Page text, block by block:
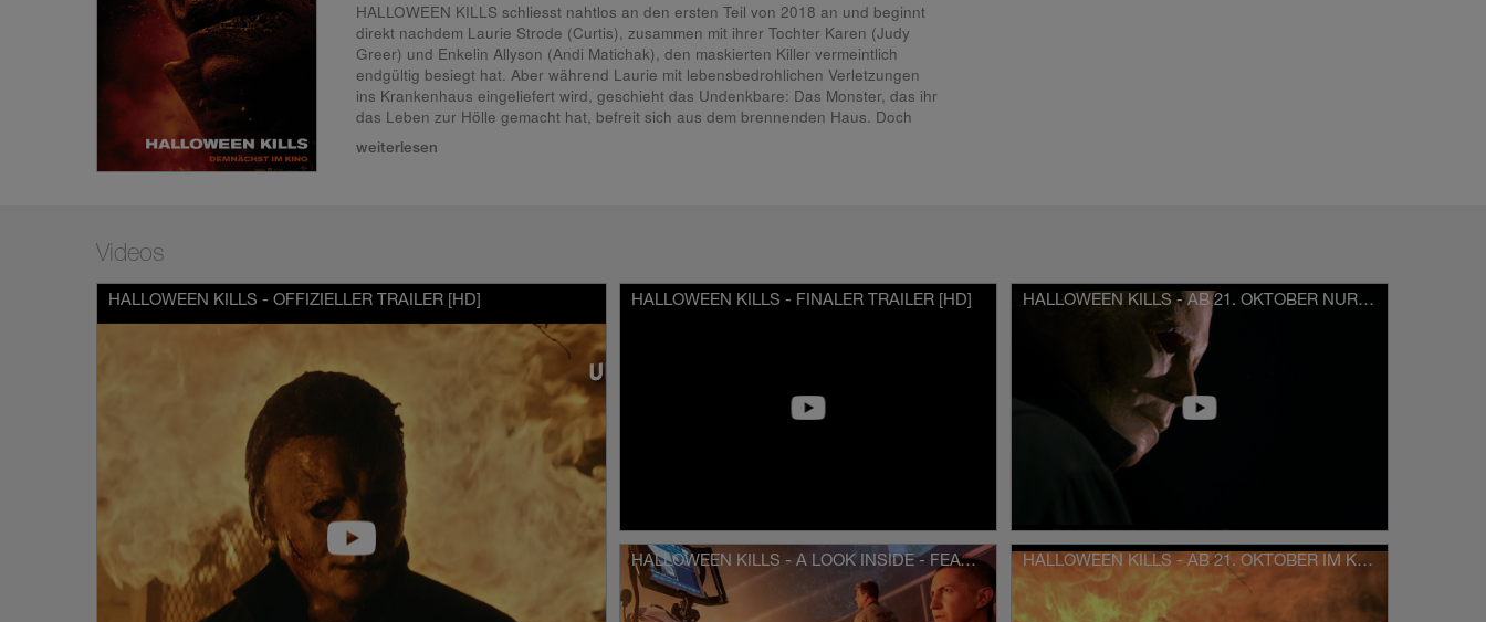
HALLOWEEN KILLS schliesst nahtlos an den ersten Teil von 2018 an und beginnt
direkt nachdem Laurie Strode (Curtis), zusammen mit ihrer Tochter Karen (Judy
Greer) und Enkelin Allyson (Andi Matichak), den maskierten Killer vermeintlich
endgültig besiegt hat. Aber während Laurie mit lebensbedrohlichen Verletzungen
ins Krankenhaus eingeliefert wird, geschieht das Undenkbare: Das Monster, das ihr
das Leben zur Hölle gemacht hat, befreit sich aus dem brennenden Haus. Doch
Myers flieht nicht – er macht da weiter, wo er aufgehört hat …
seinem ersten mörderischen Amoklauf machen sich die Strode-Frauen mit nur
einem Ziel auf in den Kampf – egal wie lang die Nacht wird, egal wie hoch der Preis
ist: „Das Böse stirbt heute Nacht“.
Universal Pictures, Miramax, Blumhouse Productions und Trancas International
Films präsentieren HALLOWEEN KILLS. Neben Superstar und Halloween-Legende
Jamie Lee Curtis sind u. a. Will Patton, Thomas Mann und Anthony Michael Hall zu
sehen. Das Drehbuch stammt von Scott Teems, Danny McBride und David Gordon
Green, dem Erfolgsteam hinter dem weltweiten Kassenhit Halloween, und basiert
auf den legendären Figuren von John Carpenter und Debra Hill. Der Film wird von
David Gordon Green inszeniert und von Malek Akkad, Jason Blum und Bill Block
produziert.
weiterlesen
Videos
HALLOWEEN KILLS - OFFIZIELLER TRAILER [HD] HALLOWEEN KILLS - FINALER TRAILER [HD] HALLOWEEN KILLS - AB 21. OKTOBER NUR IM KINO
HALLOWEEN KILLS - A LOOK INSIDE - FEATURETTE [HD] HALLOWEEN KILLS - AB 21. OKTOBER IM KINO [HD]